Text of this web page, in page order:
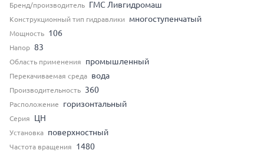
Бренд/производитель ГМС Ливгидромаш
Конструкционный тип гидравлики многоступенчатый
Мощность 106
Напор 83
Область применения промышленный
Перекачиваемая среда вода
Производительность 360
Расположение горизонтальный
Серия ЦН
Установка поверхностный
Частота вращения 1480